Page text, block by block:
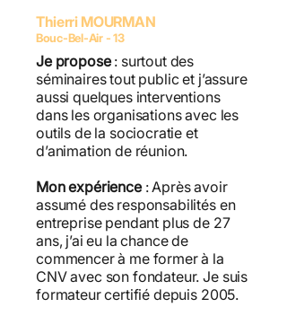
Thierri MOURMAN
Bouc-Bel-Air - 13
Je propose: surtout des
séminaires tout public et j’assure
aussi quelques interventions
dans les organisations avec les
outils de la sociocratie et
d’animation de réunion.
Mon expérience: Après avoir
assumé des responsabilités en
entreprise pendant plus de 27
ans, j’ai eu la chance de
commencer à me former à la
CNV avec son fondateur. Je suis
formateur certifié depuis 2005.